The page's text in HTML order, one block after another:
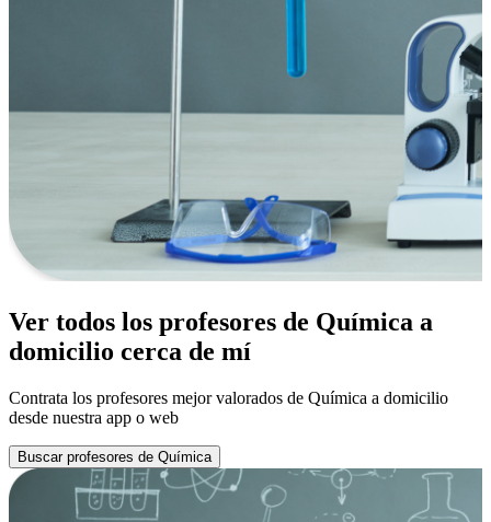
Ver todos los profesores de Química a
domicilio cerca de mí
Contrata los profesores mejor valorados de Química a domicilio
desde nuestra app o web
Buscar profesores de Química